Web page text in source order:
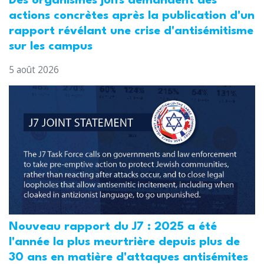
actions concrètes après la publication d'un
rapport révélant une crise d'antisémitisme
sur les campus
5 août 2026
Nouveau rapport du J7 : 2025 a été
l'année la plus meurtrière depuis plus de
30 ans en matière d'attaques antisémites